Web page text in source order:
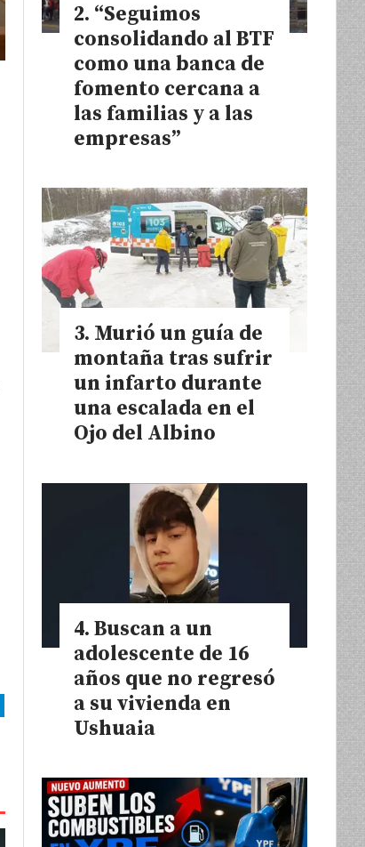
“Seguimos
consolidando al BTF
como una banca de
fomento cercana a
las familias y a las
empresas”
Murió un guía de
montaña tras sufrir
un infarto durante
una escalada en el
Ojo del Albino
Buscan a un
adolescente de 16
años que no regresó
a su vivienda en
Ushuaia